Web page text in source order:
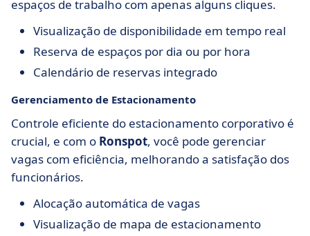
espaços de trabalho com apenas alguns cliques.
Visualização de disponibilidade em tempo real
Reserva de espaços por dia ou por hora
Calendário de reservas integrado
Gerenciamento de Estacionamento
Controle eficiente do estacionamento corporativo é
crucial, e com o Ronspot, você pode gerenciar
vagas com eficiência, melhorando a satisfação dos
funcionários.
Alocação automática de vagas
Visualização de mapa de estacionamento